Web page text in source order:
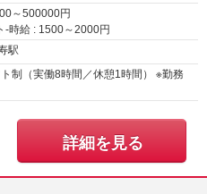
～500000円
-時給 : 1500～2000円
駅
制（実働8時間／休憩1時間） ※勤務
詳細を見る